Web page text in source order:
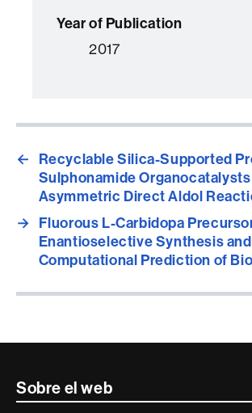
Year of Publication
2017
←
Recyclable Silica-Supported
Sulphonamide
Asymmetric Direct Aldol
→ Fluorous L-Carbidopa
Enantioselective Synthesis and
Computational Prediction of
Contacte
Sobre el web